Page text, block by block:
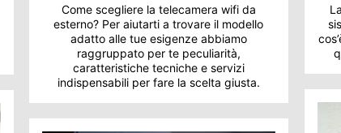
Come scegliere la telecamera wifi da
esterno? Per aiutarti a trovare il modello
adatto alle tue esigenze abbiamo
raggruppato per te peculiarità,
caratteristiche tecniche e servizi
indispensabili per fare la scelta giusta.